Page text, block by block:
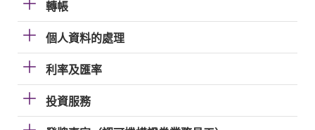
轉帳
個人資料的處理
利率及匯率
投資服務